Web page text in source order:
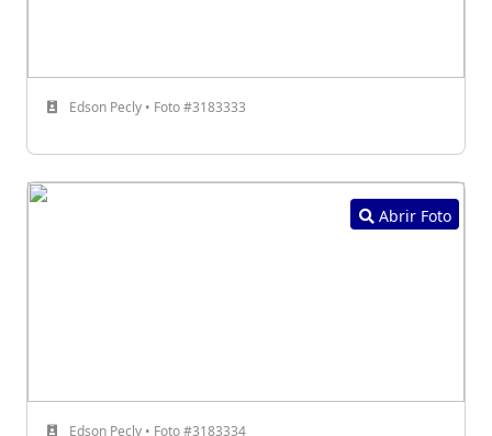
Edson Pecly • Foto #3183333
Abrir Foto
Edson Pecly • Foto #3183334